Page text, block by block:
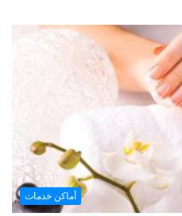
أماكن خدمات